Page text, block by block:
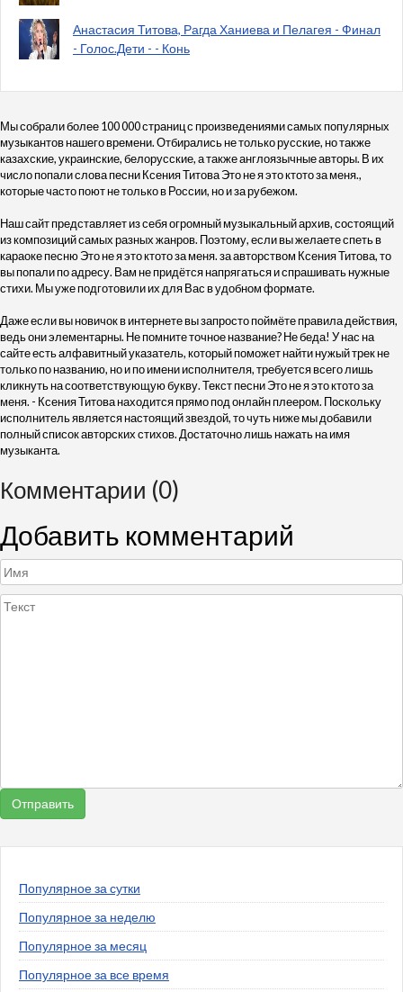
Анастасия Титова, Рагда Ханиева и Пелагея - Финал
- Голос.Дети - - Конь
Мы собрали более 100 000 страниц с произведениями самых популярных
музыкантов нашего времени. Отбирались не только русские, но также
казахские, украинские, белорусские, а также англоязычные авторы. В их
число попали слова песни Ксения Титова Это не я это ктото за меня.,
которые часто поют не только в России, но и за рубежом.
Наш сайт представляет из себя огромный музыкальный архив, состоящий
из композиций самых разных жанров. Поэтому, если вы желаете спеть в
караоке песню Это не я это ктото за меня. за авторством Ксения Титова, то
вы попали по адресу. Вам не придётся напрягаться и спрашивать нужные
стихи. Мы уже подготовили их для Вас в удобном формате.
Даже если вы новичок в интернете вы запросто поймёте правила действия,
ведь они элементарны. Не помните точное название? Не беда! У нас на
сайте есть алфавитный указатель, который поможет найти нужый трек не
только по названию, но и по имени исполнителя, требуется всего лишь
кликнуть на соответствующую букву. Текст песни Это не я это ктото за
меня. - Ксения Титова находится прямо под онлайн плеером. Поскольку
исполнитель является настоящий звездой, то чуть ниже мы добавили
полный список авторских стихов. Достаточно лишь нажать на имя
музыканта.
Комментарии (0)
Добавить комментарий
Популярное за сутки
Популярное за неделю
Популярное за месяц
Популярное за все время